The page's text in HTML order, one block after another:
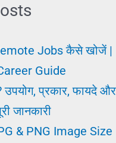
Jobs कैसे खोजें |
Guide
प्रकार, फायदे और
जानकारी
& PNG Image Size